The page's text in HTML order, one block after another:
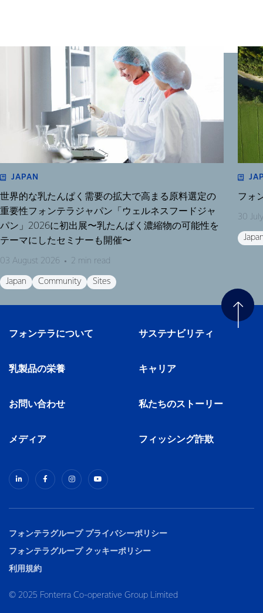
JAPAN
世界的な乳たんぱく需要の拡大で高まる原料選定の
重要性フォンテラジャパン「ウェルネスフードジャ
パン」2026に初出展〜乳たんぱく濃縮物の可能性を
テーマにしたセミナーも開催〜
03 August 2026 2 min read
Japan Community Sites
フォ
30
フォンテラについて サステナビリティ
乳製品の栄養 キャリア
お問い合わせ 私たちのストーリー
メディア フィッシング詐欺
フォンテラグループ プライバシーポリシー
フォンテラグループ クッキーポリシー
利用規約
© 2025 Fonterra Co-operative Group Limited